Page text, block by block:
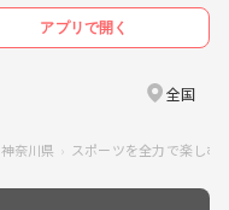
アプリで開く
全国
神奈川県 スポーツを全力で楽しむ